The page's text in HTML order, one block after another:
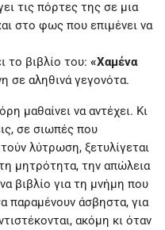
τις πόρτες της σε μια
στο φως που επιμένει να
το βιβλίο του: «Χαμένα
σε αληθινά γεγονότα.
μαθαίνει να αντέχει. Κι
σε σιωπές που
λύτρωση, ξετυλίγεται
μητρότητα, την απώλεια
βιβλίο για τη μνήμη που
παραμένουν άσβηστα, για
ακόμη κι όταν